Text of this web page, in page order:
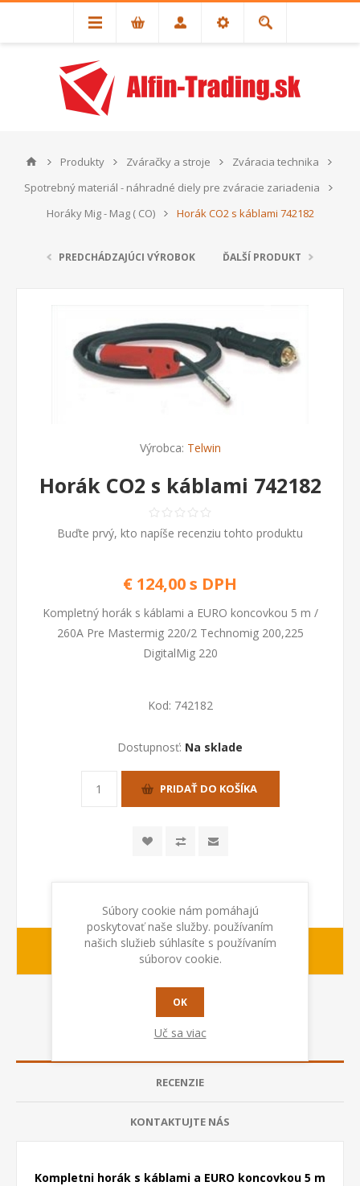
Produkty Zváračky a stroje
Zváracia technika
Spotrebný materiál - náhradné diely pre zváracie zariadenia
Horáky Mig - Mag ( CO)
Horák CO2 s káblami 742182
PREDCHÁDZAJÚCI VÝROBOK ĎALŠÍ PRODUKT
Výrobca: Telwin
Horák CO2 s káblami 742182
Buďte prvý, kto napíše recenziu tohto produktu
€ 124,00 s DPH
Kompletný horák s káblami a EURO koncovkou 5 m /
260A Pre Mastermig 220/2 Technomig 200,225
DigitalMig 220
Kod: 742182
Dostupnosť: Na sklade
PRIDAŤ DO KOŠÍKA
Dodacia lehota:1-2 dny
POPIS
RECENZIE
KONTAKTUJTE NÁS
Kompletni horák s káblami a EURO koncovkou 5 m
Súbory cookie nám pomáhajú
poskytovať naše služby. používaním
našich služieb súhlasíte s používaním
súborov cookie.
OK
Uč sa viac